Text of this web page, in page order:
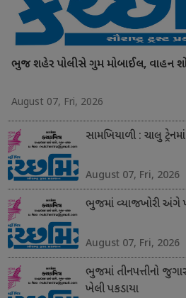
ભુજ શહેર પોલીસે ગુમ મોબાઈલ, વાહન
August 07, Fri, 2026
સામખિયાળી : ચાલુ
August 07, Fri, 2026
ભુજમાં વ્યાજખોરી અંગે
August 07, Fri, 2026
ભુજમાં તીનપત્તીનો
ખેલી પકડાયા